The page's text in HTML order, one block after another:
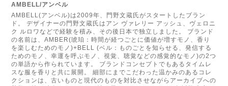
AMBELL/アンベル
AMBELL(アンベル)は2009年、門野文蔵氏がスタートしたブラン
ド。 デザイナーの門野文蔵氏はアン ヴァレリー アッシュ、ヴェロニ
ク ルロワなどで経験を積み、その後日本で独立しました。 ブランド
の名前は、AMBER(琥珀：時間が経つごとに価値が増すモノ、香り
を楽しむためのモノ)+BELL (ベル：ものごとを知らせる、発信する
ためのモノ、幸運を呼ぶモノ、視覚、聴覚などの感覚的なモノ)の2つ
の単語から作られています。 ブランドコンセプトでもあるタイムレ
スな服を香りと共に展開。 細部にまでこだわった温かみのあるコレ
クションは、古いものと現代のものを対比させながらアーカイブへの